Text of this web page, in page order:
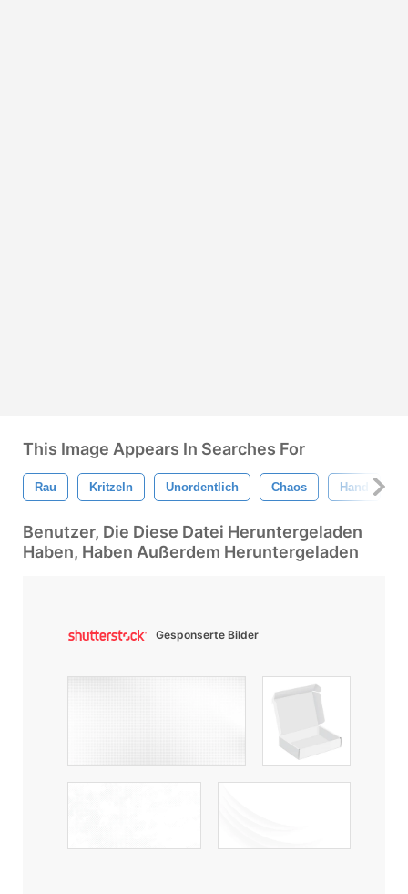
This Image Appears In Searches For
Rau Kritzeln Unordentlich Chaos Hand
Benutzer, Die Diese Datei Heruntergeladen
Haben, Haben Außerdem Heruntergeladen
Gesponserte Bilder